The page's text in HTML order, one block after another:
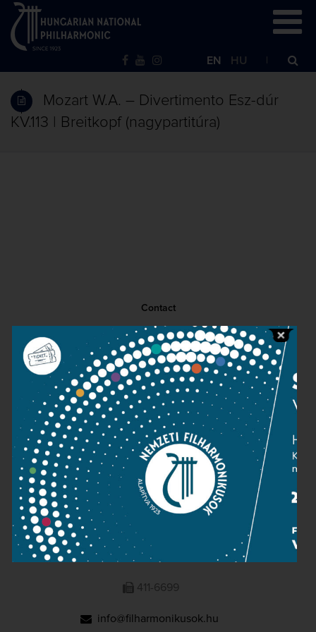
EN HU
Mozart W.A. – Divertimento Esz-dúr
KV.113 | Breitkopf (nagypartitúra)
Contact
Public information
Press room
Terms and privacy
Imprint
NATIONAL PHILHARMONIC
1095 Budapest, Komor Marcell u. 1. (Müpa)
411-6600
411-6699
info@filharmonikusok.hu